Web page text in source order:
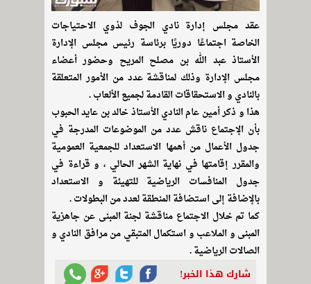
عقد مجلس إدارة نادي الجوف لذوي الاحتياجات
الخاصة اجتماعًا دوريًا برئاسة رئيس مجلس الإدارة
الأستاذ عبد الله بن مصلح المريح وحضور أعضاء
مجلس الإدارة وذلك لمناقشة عدد من الأمور المتعلقة
بالنادي و الاستحقاقات القادمة لجميع الألعاب .
هذا و ذكر أمين عام النادي الأستاذ خالد بن عايد الحبوب
بأن الإجتماع ناقش عدد من الموضوعات المدرجة في
جدول الأعمال من أهمها الاستعداد للجمعية العمومية
والمقرر إقامتها في نهاية الشهر الحالي ، و قراءة في
جدول المنافسات الرياضية للتهيئة و الاستعداد
بالإضافة إلى استضافة المنطقة لعدد من البطولات .
كما تم خلال الاجتماع مناقشة لجنة المبنى عن جاهزية
المبنى و الملاعب و استكمال المتبقي من مرافق النادي و
الصالات الرياضية .
شارك هذا الخبر!